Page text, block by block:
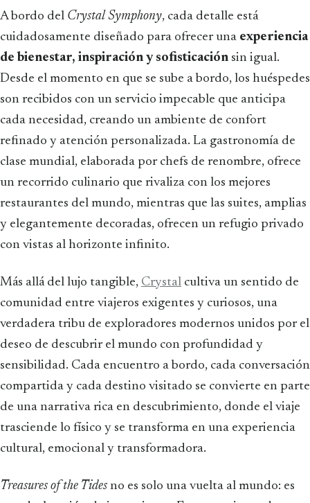
A bordo del Crystal Symphony, cada detalle está
cuidadosamente diseñado para ofrecer una experiencia
de bienestar, inspiración y sofisticación sin igual.
Desde el momento en que se sube a bordo, los huéspedes
son recibidos con un servicio impecable que anticipa
cada necesidad, creando un ambiente de confort
refinado y atención personalizada. La gastronomía de
clase mundial, elaborada por chefs de renombre, ofrece
un recorrido culinario que rivaliza con los mejores
restaurantes del mundo, mientras que las suites, amplias
y elegantemente decoradas, ofrecen un refugio privado
con vistas al horizonte infinito.
Más allá del lujo tangible, Crystal cultiva un sentido de
comunidad entre viajeros exigentes y curiosos, una
verdadera tribu de exploradores modernos unidos por el
deseo de descubrir el mundo con profundidad y
sensibilidad. Cada encuentro a bordo, cada conversación
compartida y cada destino visitado se convierte en parte
de una narrativa rica en descubrimiento, donde el viaje
trasciende lo físico y se transforma en una experiencia
cultural, emocional y transformadora.
Treasures of the Tides no es solo una vuelta al mundo: es